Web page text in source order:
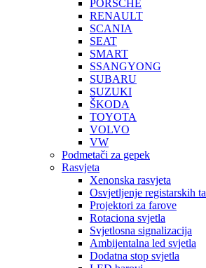
PORSCHE
RENAULT
SCANIA
SEAT
SMART
SSANGYONG
SUBARU
SUZUKI
ŠKODA
TOYOTA
VOLVO
VW
Podmetači za gepek
Rasvjeta
Xenonska rasvjeta
Osvjetljenje registarskih
Projektori za farove
Rotaciona svjetla
Svjetlosna signalizacija
Ambijentalna led svjetla
Dodatna stop svjetla